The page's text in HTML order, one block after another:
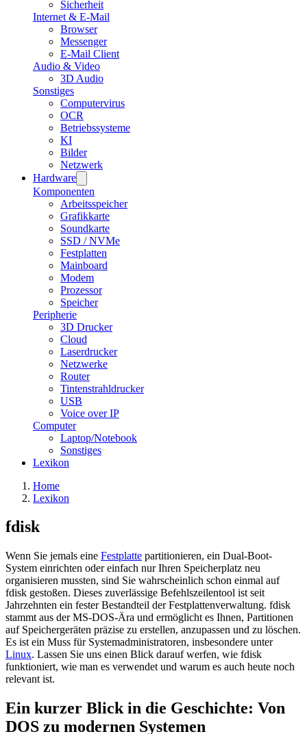
Sicherheit
Internet & E-Mail
Browser
Messenger
E-Mail Client
Audio & Video
3D Audio
Sonstiges
Computervirus
OCR
Betriebssysteme
KI
Bilder
Netzwerk
Hardware
Komponenten
Arbeitsspeicher
Grafikkarte
Soundkarte
SSD / NVMe
Festplatten
Mainboard
Modem
Prozessor
Speicher
Peripherie
3D Drucker
Cloud
Laserdrucker
Netzwerke
Router
Tintenstrahldrucker
USB
Voice over IP
Computer
Laptop/Notebook
Sonstiges
Lexikon
Home
Lexikon
fdisk
Wenn Sie jemals eine Festplatte partitionieren, ein Dual-Boot-
System einrichten oder einfach nur Ihren Speicherplatz neu
organisieren mussten, sind Sie wahrscheinlich schon einmal auf
fdisk gestoßen. Dieses zuverlässige Befehlszeilentool ist seit
Jahrzehnten ein fester Bestandteil der Festplattenverwaltung. fdisk
stammt aus der MS-DOS-Ära und ermöglicht es Ihnen, Partitionen
auf Speichergeräten präzise zu erstellen, anzupassen und zu löschen.
Es ist ein Muss für Systemadministratoren, insbesondere unter
Linux. Lassen Sie uns einen Blick darauf werfen, wie fdisk
funktioniert, wie man es verwendet und warum es auch heute noch
relevant ist.
Ein kurzer Blick in die Geschichte: Von
DOS zu modernen Systemen